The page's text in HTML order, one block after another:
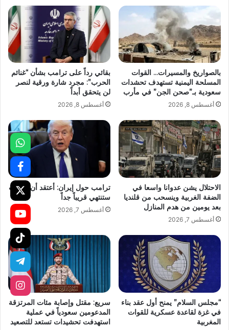
بالصواريخ والمسيرات… القوات
المسلحة اليمنية تستهدف تحشدات
سعودية بـ”صحن الجن” في مأرب
أغسطس 8, 2026
بقائي رداً على ترامب بشأن “غنائم
الحرب”: مجرد شارة ورقية لنصر
لن يتحقق أبداً
أغسطس 8, 2026
الاحتلال يشن عدوانا واسعا في
الضفة الغربية وينسحب من قلنديا
بعد يومين من هدم المنازل
أغسطس 7, 2026
ترامب حول إيران: أعتقد أن الحرب
ستنتهي قريباً جداً
أغسطس 7, 2026
“مجلس السلام” يمنح أول عقد بناء
في غزة لقاعدة عسكرية للقوات
المغربية
سريع: مقتل وإصابة مئات المرتزقة
المدعومين سعودياً في عملية
استهدفت تحشيدات تستعد للتصعيد